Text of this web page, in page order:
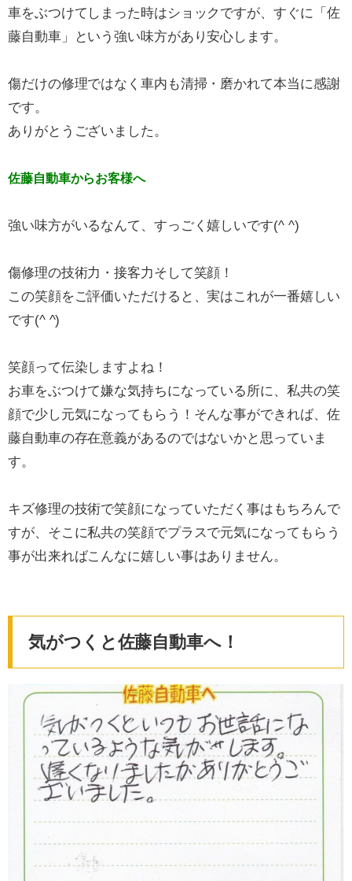
車をぶつけてしまった時はショックですが、すぐに「佐
藤自動車」という強い味方があり安心します。
傷だけの修理ではなく車内も清掃・磨かれて本当に感謝
です。
ありがとうございました。
佐藤自動車からお客様へ
強い味方がいるなんて、すっごく嬉しいです(^ ^)
傷修理の技術力・接客力そして笑顔！
この笑顔をご評価いただけると、実はこれが一番嬉しい
です(^ ^)
笑顔って伝染しますよね！
お車をぶつけて嫌な気持ちになっている所に、私共の笑
顔で少し元気になってもらう！そんな事ができれば、佐
藤自動車の存在意義があるのではないかと思っていま
す。
キズ修理の技術で笑顔になっていただく事はもちろんで
すが、そこに私共の笑顔でプラスで元気になってもらう
事が出来ればこんなに嬉しい事はありません。
気がつくと佐藤自動車へ！